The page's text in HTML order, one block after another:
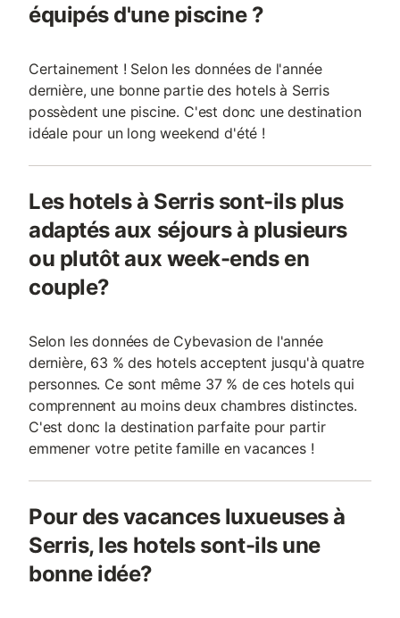
équipés d'une piscine ?
Certainement ! Selon les données de l'année
dernière, une bonne partie des hotels à Serris
possèdent une piscine. C'est donc une destination
idéale pour un long weekend d'été !
Les hotels à Serris sont-ils plus
adaptés aux séjours à plusieurs
ou plutôt aux week-ends en
couple?
Selon les données de Cybevasion de l'année
dernière, 63 % des hotels acceptent jusqu'à quatre
personnes. Ce sont même 37 % de ces hotels qui
comprennent au moins deux chambres distinctes.
C'est donc la destination parfaite pour partir
emmener votre petite famille en vacances !
Pour des vacances luxueuses à
Serris, les hotels sont-ils une
bonne idée?